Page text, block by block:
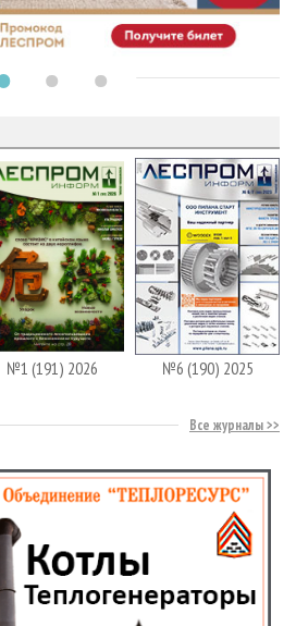
№1 (191) 2026 №6 (190) 2025
Все журналы